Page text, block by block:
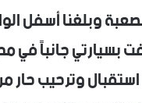
وبلغنا أسفل
بسيارتي جانباً
وترحيب